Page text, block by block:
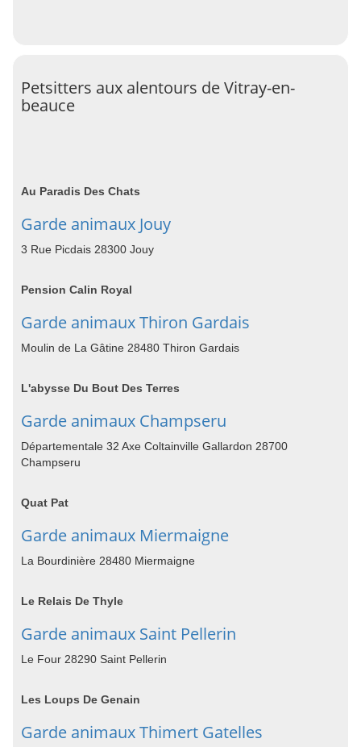
Petsitters aux alentours de Vitray-en-
beauce
Au Paradis Des Chats
Garde animaux Jouy
3 Rue Picdais 28300 Jouy
Pension Calin Royal
Garde animaux Thiron Gardais
Moulin de La Gâtine 28480 Thiron Gardais
L'abysse Du Bout Des Terres
Garde animaux Champseru
Départementale 32 Axe Coltainville Gallardon 28700
Champseru
Quat Pat
Garde animaux Miermaigne
La Bourdinière 28480 Miermaigne
Le Relais De Thyle
Garde animaux Saint Pellerin
Le Four 28290 Saint Pellerin
Les Loups De Genain
Garde animaux Thimert Gatelles